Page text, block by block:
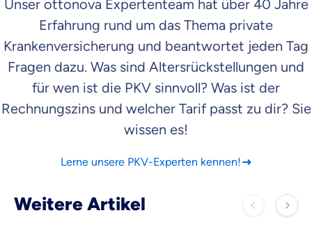
Unser ottonova Expertenteam hat über 40 Jahre
Erfahrung rund um das Thema private
Krankenversicherung und beantwortet jeden Tag
Fragen dazu. Was sind Altersrückstellungen und
für wen ist die PKV sinnvoll? Was ist der
Rechnungszins und welcher Tarif passt zu dir? Sie
wissen es!
Lerne unsere PKV-Experten kennen!
Weitere Artikel